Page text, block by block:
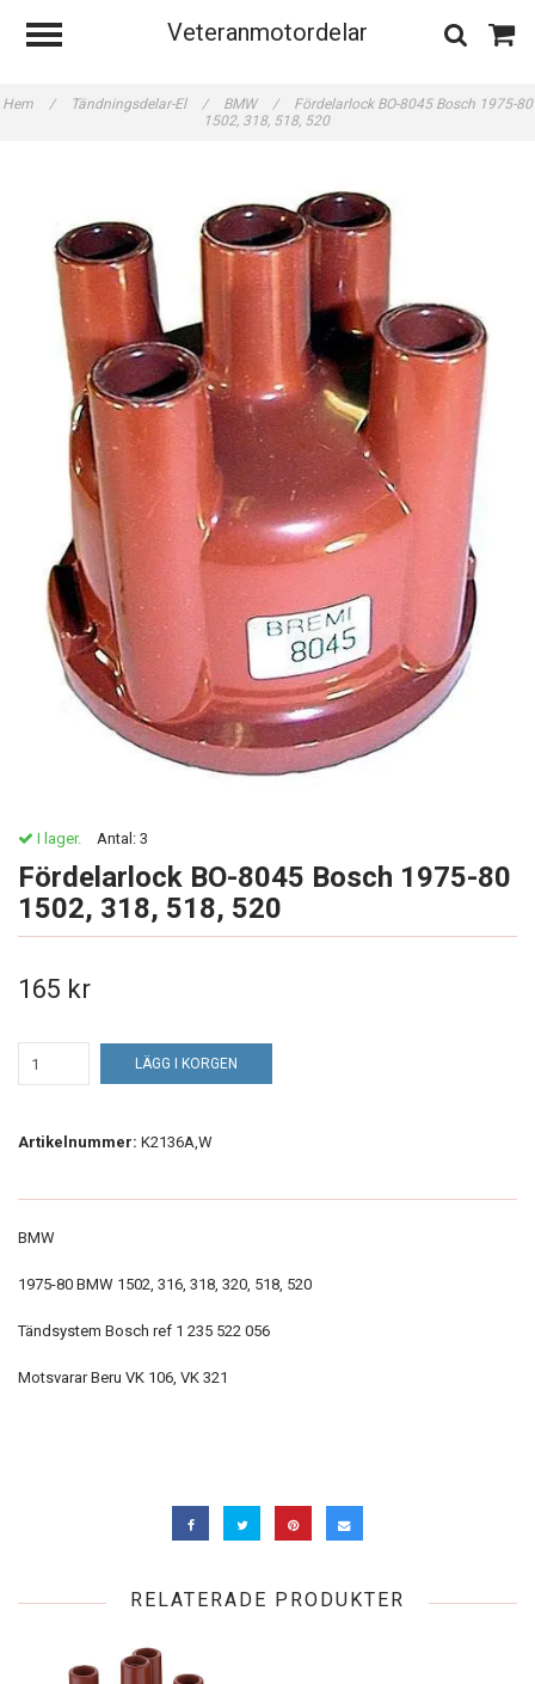
Veteranmotordelar
Hem / Tändningsdelar-El / BMW /
Fördelarlock BO-8045 Bosch 1975-80
1502, 318, 518, 520
I lager. Antal: 3
Fördelarlock BO-8045 Bosch 1975-80
1502, 318, 518, 520
165 kr
LÄGG I KORGEN
Artikelnummer: K2136A,W
BMW
1975-80 BMW 1502, 316, 318, 320, 518, 520
Tändsystem Bosch ref 1 235 522 056
Motsvarar Beru VK 106, VK 321
RELATERADE PRODUKTER